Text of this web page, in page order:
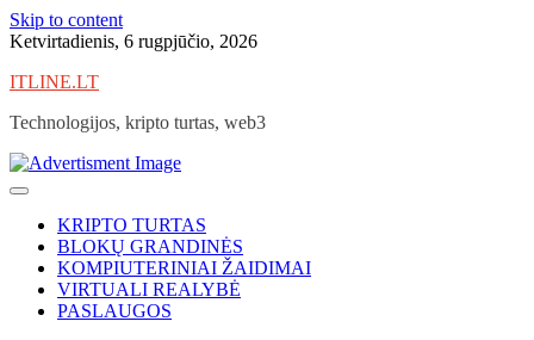
Skip to content
Ketvirtadienis, 6 rugpjūčio, 2026
ITLINE.LT
Technologijos, kripto turtas, web3
KRIPTO TURTAS
BLOKŲ GRANDINĖS
KOMPIUTERINIAI ŽAIDIMAI
VIRTUALI REALYBĖ
PASLAUGOS